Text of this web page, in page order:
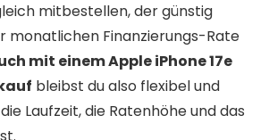
mitbestellen, der günstig
monatlichen Finanzierungs-Rate
mit einem Apple iPhone 17e
bleibst du also flexibel und
Laufzeit, die Ratenhöhe und das